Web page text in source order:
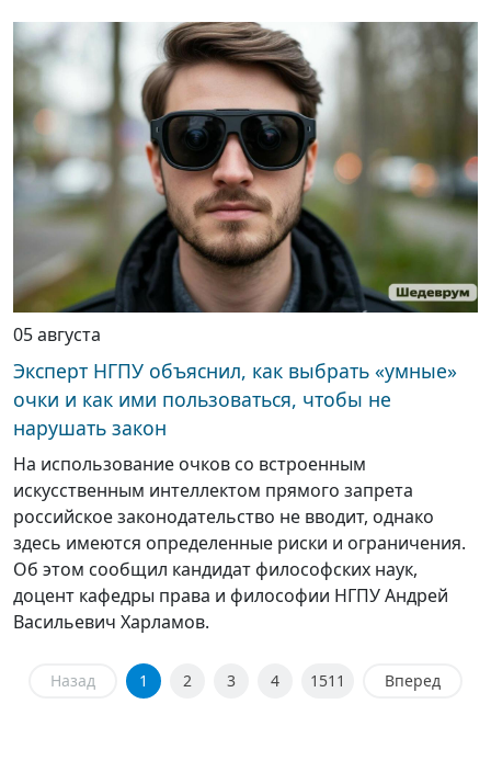
05 августа
Эксперт НГПУ объяснил, как выбрать «умные»
очки и как ими пользоваться, чтобы не
нарушать закон
На использование очков со встроенным
искусственным интеллектом прямого запрета
российское законодательство не вводит, однако
здесь имеются определенные риски и ограничения.
Об этом сообщил кандидат философских наук,
доцент кафедры права и философии НГПУ Андрей
Васильевич Харламов.
Назад 1 2 3 4 1511 Вперед